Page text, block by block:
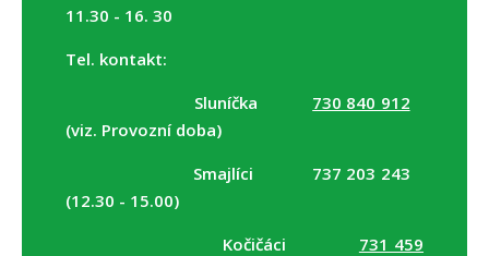
DOKUMENTY
FOTOGALERIE
11.30 - 16. 30
Tel. kontakt:
Sluníčka 730 840 912
(viz. Provozní doba)
Smajlíci 737 203 243
(12.30 - 15.00)
Kočičáci 731 459